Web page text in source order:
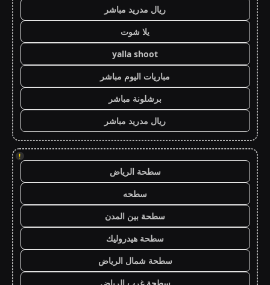
ريال مدريد مباشر
يلا شوت
yalla shoot
مباريات اليوم مباشر
برشلونة مباشر
ريال مدريد مباشر
!
سطحة الرياض
سطحه
سطحة بين المدن
سطحة هيدروليك
سطحة شمال الرياض
سطحة غرب الرياض